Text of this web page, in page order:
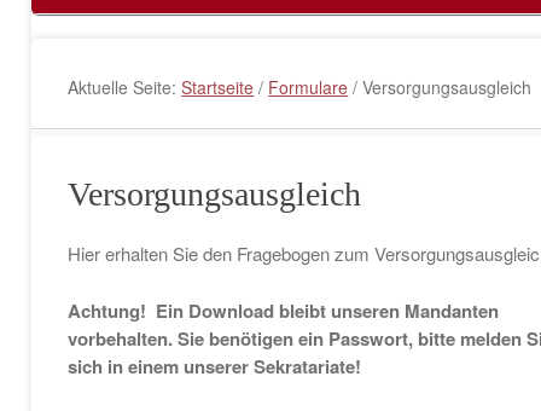
Aktuelle Seite:Startseite / Formulare / Versorgungsausgleich
Versorgungsausgleich
Hier erhalten Sie den Fragebogen zum
Achtung! Ein Download bleibt unseren Mandanten
vorbehalten. Sie benötigen ein Passwort, bitte melden
sich in einem unserer Sekratariate!